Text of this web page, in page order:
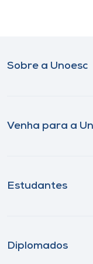
Sobre a Unoesc
Venha para a
Estudantes
Diplomados